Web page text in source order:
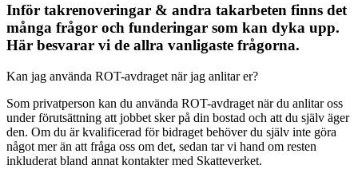
Inför takrenoveringar & andra takarbeten finns det
många frågor och funderingar som kan dyka upp.
Här besvarar vi de allra vanligaste frågorna.
Kan jag använda ROT-avdraget när jag anlitar er?
Som privatperson kan du använda ROT-avdraget när du anlitar oss
under förutsättning att jobbet sker på din bostad och att du själv äger
den. Om du är kvalificerad för bidraget behöver du själv inte göra
något mer än att fråga oss om det, sedan tar vi hand om resten
inkluderat bland annat kontakter med Skatteverket.